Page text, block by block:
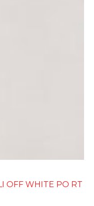
OFF WHITE PO RT